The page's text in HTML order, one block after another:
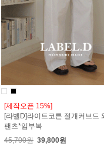
[제작오픈 15%]
[라벨D]라이트코튼 절개커브드
팬츠*임부복
45,700원 39,800원